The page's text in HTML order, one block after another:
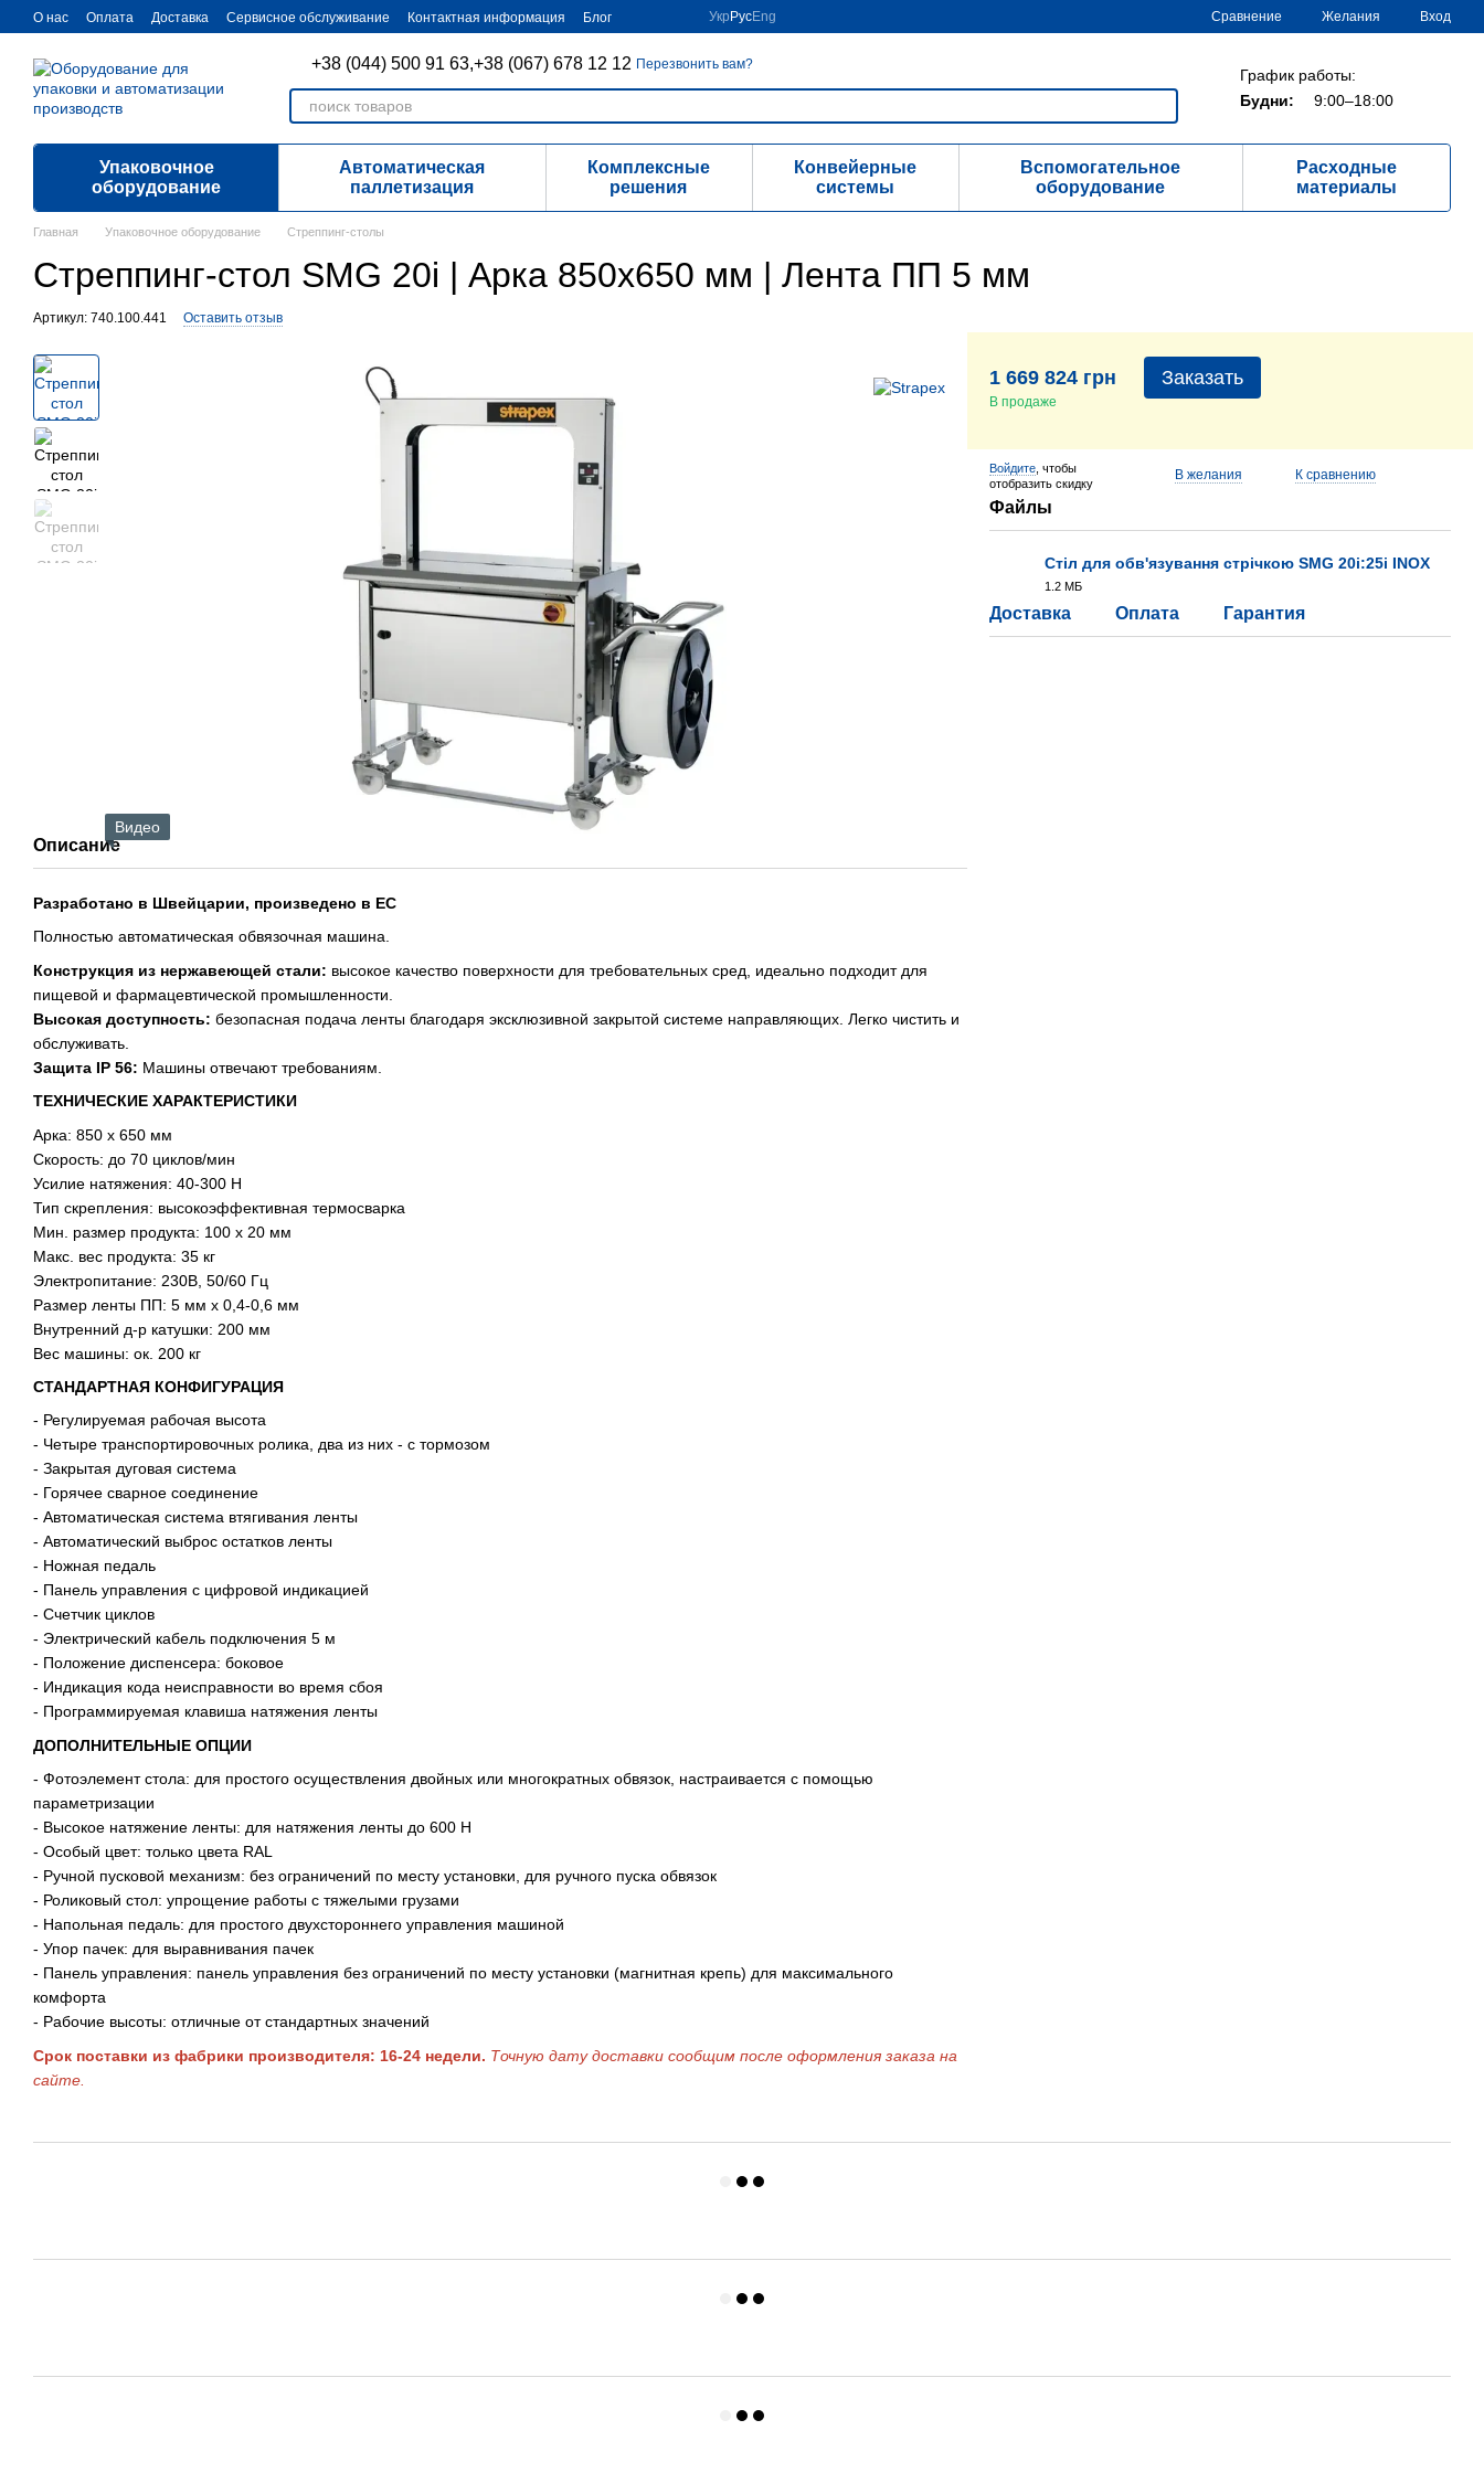
Перейти к основному контенту
О нас Оплата Доставка Cервисное обслуживание Контактная информация Блог Укр РусEng Сравнение Желания Вход
+38 (044) 500 91 63,+38 (067) 678 12 12 Перезвонить вам?
График работы:
Будни:
9:00–18:00
Упаковочное
оборудование
Автоматическая
паллетизация
Комплексные
решения
Конвейерные
системы
Вспомогательное
оборудование
Расходные
материалы
Главная Упаковочное оборудование Стреппинг-столы
Стреппинг-стол SMG 20i | Арка 850х650 мм | Лента ПП 5 мм
Артикул: 740.100.441 Оставить отзыв
Видео
Описание
Разработано в Швейцарии, произведено в ЕС
Полностью автоматическая обвязочная машина.
Конструкция из нержавеющей стали: высокое качество поверхности для требовательных сред, идеально подходит для
пищевой и фармацевтической промышленности.
Высокая доступность: безопасная подача ленты благодаря эксклюзивной закрытой системе направляющих. Легко чистить и
обслуживать.
Защита IP 56: Машины отвечают требованиям.
ТЕХНИЧЕСКИЕ ХАРАКТЕРИСТИКИ
Арка: 850 х 650 мм
Скорость: до 70 циклов/мин
Усилие натяжения: 40-300 H
Тип скрепления: высокоэффективная термосварка
Мин. размер продукта: 100 х 20 мм
Макс. вес продукта: 35 кг
Электропитание: 230В, 50/60 Гц
Размер ленты ПП: 5 мм х 0,4-0,6 мм
Внутренний д-р катушки: 200 мм
Вес машины: ок. 200 кг
СТАНДАРТНАЯ КОНФИГУРАЦИЯ
- Регулируемая рабочая высота
- Четыре транспортировочных ролика, два из них - с тормозом
- Закрытая дуговая система
- Горячее сварное соединение
- Автоматическая система втягивания ленты
- Автоматический выброс остатков ленты
- Ножная педаль
- Панель управления с цифровой индикацией
- Счетчик циклов
- Электрический кабель подключения 5 м
- Положение диспенсера: боковое
- Индикация кода неисправности во время сбоя
- Программируемая клавиша натяжения ленты
ДОПОЛНИТЕЛЬНЫЕ ОПЦИИ
- Фотоэлемент стола: для простого осуществления двойных или многократных обвязок, настраивается с помощью
параметризации
- Высокое натяжение ленты: для натяжения ленты до 600 Н
- Особый цвет: только цвета RAL
- Ручной пусковой механизм: без ограничений по месту установки, для ручного пуска обвязок
- Роликовый стол: упрощение работы с тяжелыми грузами
- Напольная педаль: для простого двухстороннего управления машиной
- Упор пачек: для выравнивания пачек
- Панель управления: панель управления без ограничений по месту установки (магнитная крепь) для максимального
комфорта
- Рабочие высоты: отличные от стандартных значений
Срок поставки из фабрики производителя: 16-24 недели. Точную дату доставки сообщим после оформления заказа на
сайте.
1 669 824 грн
В продаже
Заказать
Войдите , чтобы
отобразить скидку
В желания К сравнению
Файлы
Стіл для обв'язування стрічкою SMG 20i:25i INOX
1.2 МБ
Доставка Оплата Гарантия